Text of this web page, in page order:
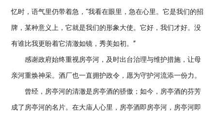
忆时，语气里仍带着急，“我看在眼里，急在心里。它是我们的招
牌，某种意义上，它就是我们的形象大使。它好，我们才好。没
有谁比我更盼着它清澈如镜，秀美如初。”
感谢政府始终重视房亭河，及时出台治理与维护措施，让母
亲河重焕神采。酒厂也一直拥护政令，愿为守护河流添一份力。
曾经，房亭河的清澈是房亭酒的骄傲；如今，房亭酒的芬芳
成了房亭河的名片。在大庙人心里，房亭酒即房亭河，房亭河即